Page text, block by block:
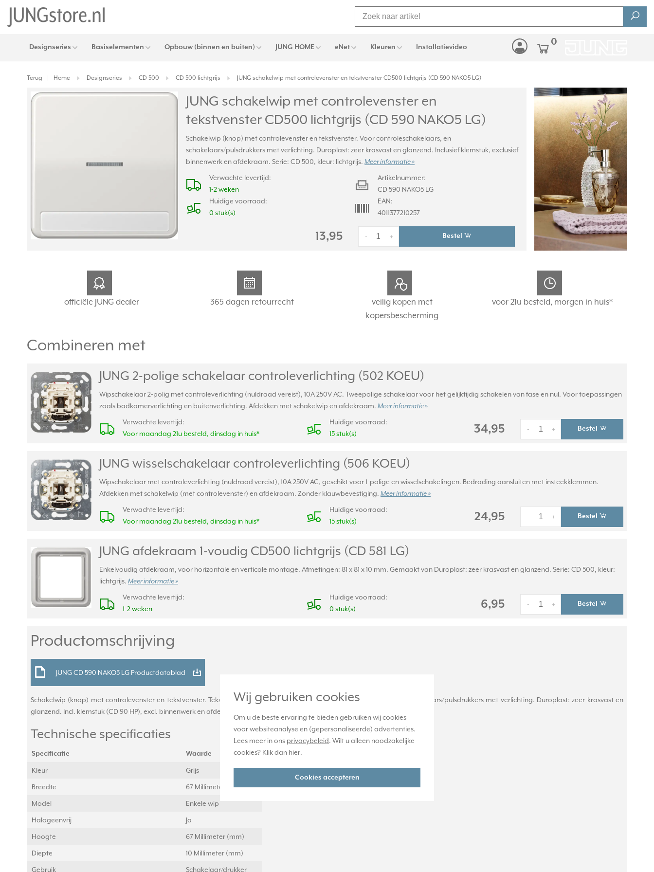
Wij gebruiken cookies
Om u de beste ervaring te bieden gebruiken wij cookies
voor websiteanalyse en (gepersonaliseerde) advertenties.
Lees meer in ons privacybeleid. Wilt u alleen noodzakelijke
cookies? Klik dan hier.
Cookies accepteren
Designseries Basiselementen Opbouw (binnen en buiten) JUNG HOME eNet Kleuren Installatievideo 0
Terug Home Designseries CD 500 CD 500 lichtgrijs JUNG schakelwip met controlevenster en tekstvenster CD500 lichtgrijs (CD 590 NAKO5 LG)
JUNG schakelwip met controlevenster en
tekstvenster CD500 lichtgrijs (CD 590 NAKO5 LG)
Schakelwip (knop) met controlevenster en tekstvenster. Voor controleschakelaars, en
schakelaars/pulsdrukkers met verlichting. Duroplast: zeer krasvast en glanzend. Inclusief klemstuk, exclusief
binnenwerk en afdekraam. Serie: CD 500, kleur: lichtgrijs.Meer informatie »
Verwachte levertijd:
1-2 weken
Huidige voorraad:
0 stuk(s)
Artikelnummer:
CD 590 NAKO5 LG
EAN:
4011377210257
13,95 +
- Bestel
officiële JUNG dealer 365 dagen retourrecht
veilig kopen met
kopersbescherming
voor 21u besteld, morgen in huis*
Combineren met
JUNG 2-polige schakelaar controleverlichting (502 KOEU)
Wipschakelaar 2-polig met controleverlichting (nuldraad vereist), 10A 250V AC. Tweepolige schakelaar voor het gelijktijdig schakelen van fase en nul. Voor toepassingen
zoals badkamerverlichting en buitenverlichting. Afdekken met schakelwip en afdekraam. Meer informatie »
Verwachte levertijd:
Voor maandag 21u besteld, dinsdag in huis*
Huidige voorraad:
15 stuk(s)
34,95 +
- Bestel
JUNG wisselschakelaar controleverlichting (506 KOEU)
Wipschakelaar met controleverlichting (nuldraad vereist), 10A 250V AC, geschikt voor 1-polige en wisselschakelingen. Bedrading aansluiten met insteekklemmen.
Afdekken met schakelwip (met controlevenster) en afdekraam. Zonder klauwbevestiging. Meer informatie »
Verwachte levertijd:
Voor maandag 21u besteld, dinsdag in huis*
Huidige voorraad:
15 stuk(s)
24,95 +
- Bestel
JUNG afdekraam 1-voudig CD500 lichtgrijs (CD 581 LG)
Enkelvoudig afdekraam, voor horizontale en verticale montage. Afmetingen: 81 x 81 x 10 mm. Gemaakt van Duroplast: zeer krasvast en glanzend. Serie: CD 500, kleur:
lichtgrijs. Meer informatie »
Verwachte levertijd:
1-2 weken
Huidige voorraad:
0 stuk(s)
6,95 +
- Bestel
Productomschrijving
JUNG CD 590 NAKO5 LG Productdatablad
Schakelwip (knop) met controlevenster en tekstvenster. Tekstveld afmeting: 9 x 58 mm. Voor controleschakelaars, en schakelaars/pulsdrukkers met verlichting. Duroplast: zeer krasvast en
glanzend. Incl. klemstuk (CD 90 HP), excl. binnenwerk en afdekraam. Serie: CD 500, kleur: lichtgrijs.
Technische specificaties
Specificatie Waarde
Kleur Grijs
Breedte 67 Millimeter (mm)
Model Enkele wip
Halogeenvrij Ja
Hoogte 67 Millimeter (mm)
Diepte 10 Millimeter (mm)
Gebruik Schakelaar/drukker